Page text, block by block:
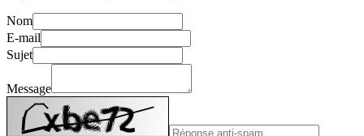
Nom
E-mail
Sujet
Message